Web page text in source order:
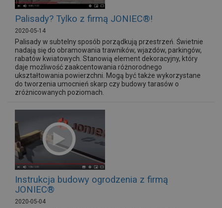
Palisady? Tylko z firmą JONIEC®!
2020-05-14
Palisady w subtelny sposób porządkują przestrzeń. Świetnie
nadają się do obramowania trawników, wjazdów, parkingów,
rabatów kwiatowych. Stanowią element dekoracyjny, który
daje możliwość zaakcentowania różnorodnego
ukształtowania powierzchni. Mogą być także wykorzystane
do tworzenia umocnień skarp czy budowy tarasów o
zróżnicowanych poziomach.
Instrukcja budowy ogrodzenia z firmą
JONIEC®
2020-05-04